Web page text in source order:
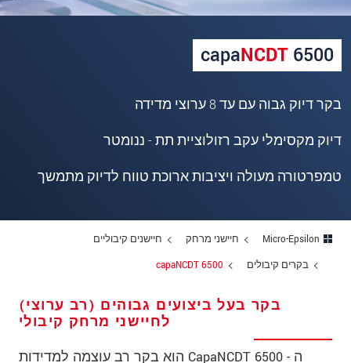
capaNCDT 6500
בקר דיוק גבוה עם עד 8 ערוצי מדידה
דיוק מקסימלי עקב רזולוציית תת - ננומטר
טמפרטורה מעולה ויציבות ארוכת טווח לדיוק מתמשך
Micro-Epsilon חיישני מרחק
חיישנים קיבוליים
בקרים קיבולים
capaNCDT 6500
בקר בעל ביצועים גבוהים (רב ערוצי)
לחיישני מרחק קיבולי
ה - CapaNCDT 6500 הוא בקר רב עוצמה למדידות
שם פרטי
שם משפחה*
כתובת
מיקוד
עיר*
טלפון